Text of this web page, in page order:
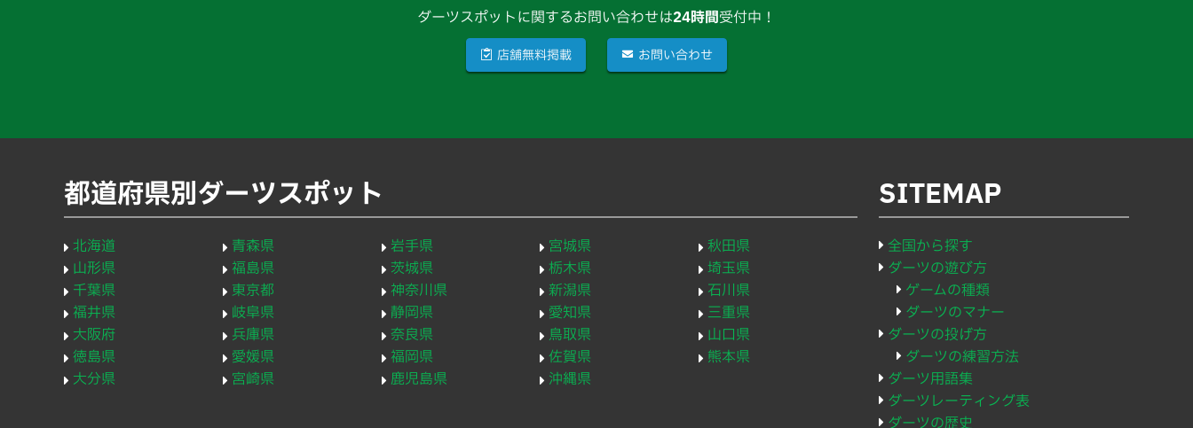
ダーツスポットに関するお問い合わせは24時間受付中！
店舗無料掲載 お問い合わせ
都道府県別ダーツスポット
北海道 青森県 岩手県 宮城県
秋田県
山形県
福島県 茨城県 栃木県
埼玉県
千葉県
東京都 神奈川県 新潟県
石川県
福井県
岐阜県 静岡県 愛知県
三重県
大阪府
兵庫県 奈良県 鳥取県
山口県
徳島県
愛媛県 福岡県 佐賀県
熊本県
大分県
宮崎県 鹿児島県 沖縄県
SITEMAP
全国から探す
ダーツの遊び方
ゲームの種類
ダーツのマナー
ダーツの投げ方
ダーツの練習方法
ダーツ用語集
ダーツレーティング表
ダーツの歴史